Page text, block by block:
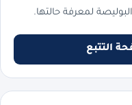
لمعرفة حالتها.
التتبع